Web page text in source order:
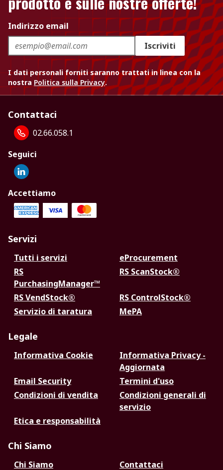
Indirizzo email
Iscriviti
I dati personali forniti saranno trattati in linea con la
nostra Politica sulla Privacy.
Contattaci
02.66.058.1
Seguici
Accettiamo
Servizi
Tutti i servizi
eProcurement
RS
PurchasingManager™
RS ScanStock®
RS VendStock®
RS ControlStock®
Servizio di taratura
MePA
Legale
Informativa Cookie
Informativa Privacy -
Aggiornata
Email Security
Termini d'uso
Condizioni di vendita
Condizioni generali di
servizio
Etica e responsabilità
Chi Siamo
Chi Siamo Contattaci